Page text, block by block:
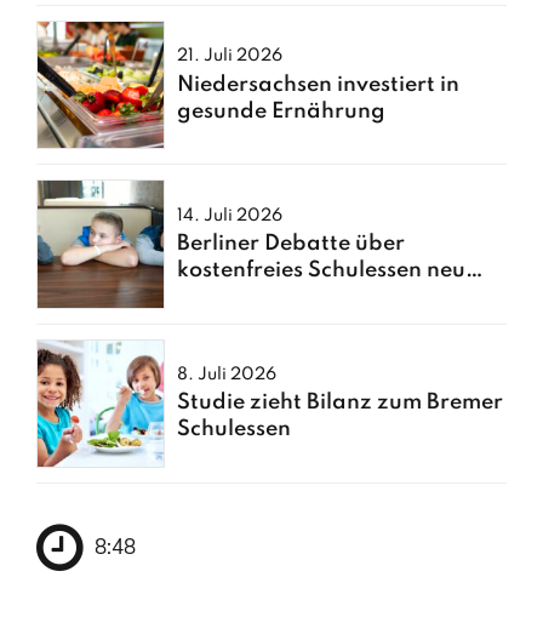
21. Juli 2026
Niedersachsen investiert in
gesunde Ernährung
14. Juli 2026
Berliner Debatte über
kostenfreies Schulessen neu
8. Juli 2026
Studie zieht Bilanz zum Bremer
Schulessen
8:48